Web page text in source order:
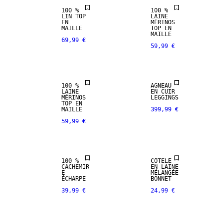
100 %
LIN TOP
EN
MAILLE
69,99 €
100 %
LAINE
MÉRINOS
TOP EN
MAILLE
59,99 €
PREMIUM
SELECTION
100 %
LAINE
MÉRINOS
TOP EN
MAILLE
59,99 €
CUIR
VÉRITABLE
PREMIUM
AGNEAU
EN CUIR
LEGGINGS
399,99 €
100%
CACHEMIRE
PREMIUM
100 %
CACHEMIR
E
ÉCHARPE
39,99 €
PREMIUM
CÔTELÉ
EN LAINE
MÉLANGÉE
BONNET
24,99 €